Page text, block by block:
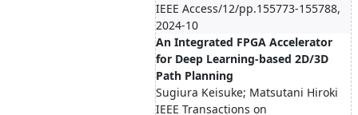
IEEE Access/12/pp.155773-155788,
2024-10
An Integrated FPGA Accelerator
for Deep Learning-based 2D/3D
Path Planning
Sugiura Keisuke; Matsutani Hiroki
IEEE Transactions on